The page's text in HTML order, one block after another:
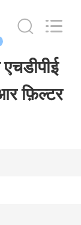
फ़िल्टर